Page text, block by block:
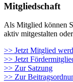
Mitgliedschaft
Als Mit­glied kön­nen
aktiv mit­ge­stal­ten
>> Jetzt Mitglied
>> Jetzt
>> Zur Satzung
>> Zur